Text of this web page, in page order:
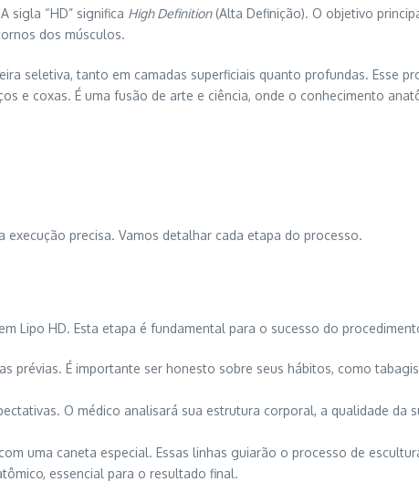
sigla “HD” significa High Definition(Alta Definição). O objetivo
dos músculos.
seletiva, tanto em camadas superficiais quanto profundas. Esse
e coxas. É uma fusão de arte e ciência, onde o conhecimento
precisa. Vamos detalhar cada etapa do processo.
Lipo HD. Esta etapa é fundamental para o sucesso do
prévias. É importante ser honesto sobre seus hábitos, como
O médico analisará sua estrutura corporal, a qualidade da
uma caneta especial. Essas linhas guiarão o processo de
essencial para o resultado final.